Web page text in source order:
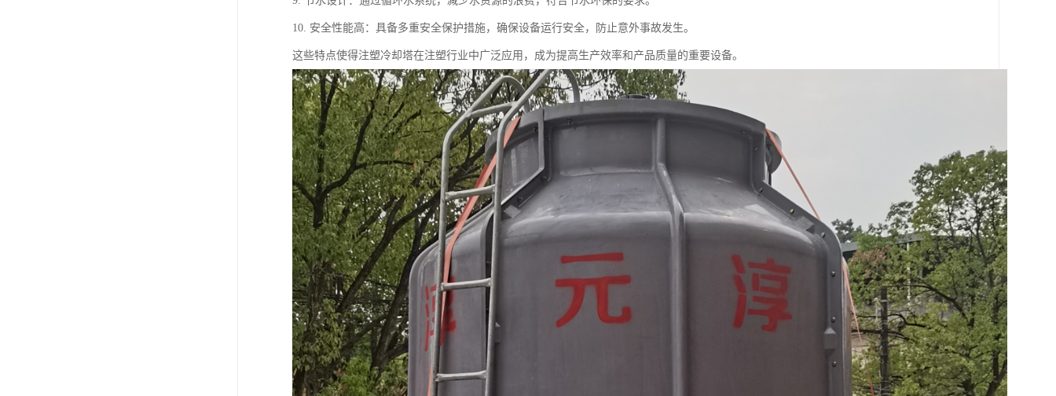
10. 安全性能高：具备多重安全保护措施，确保设备运行安全，防止意外事故发生。
这些特点使得注塑冷却塔在注塑行业中广泛应用，成为提高生产效率和产品质量的重要设备。